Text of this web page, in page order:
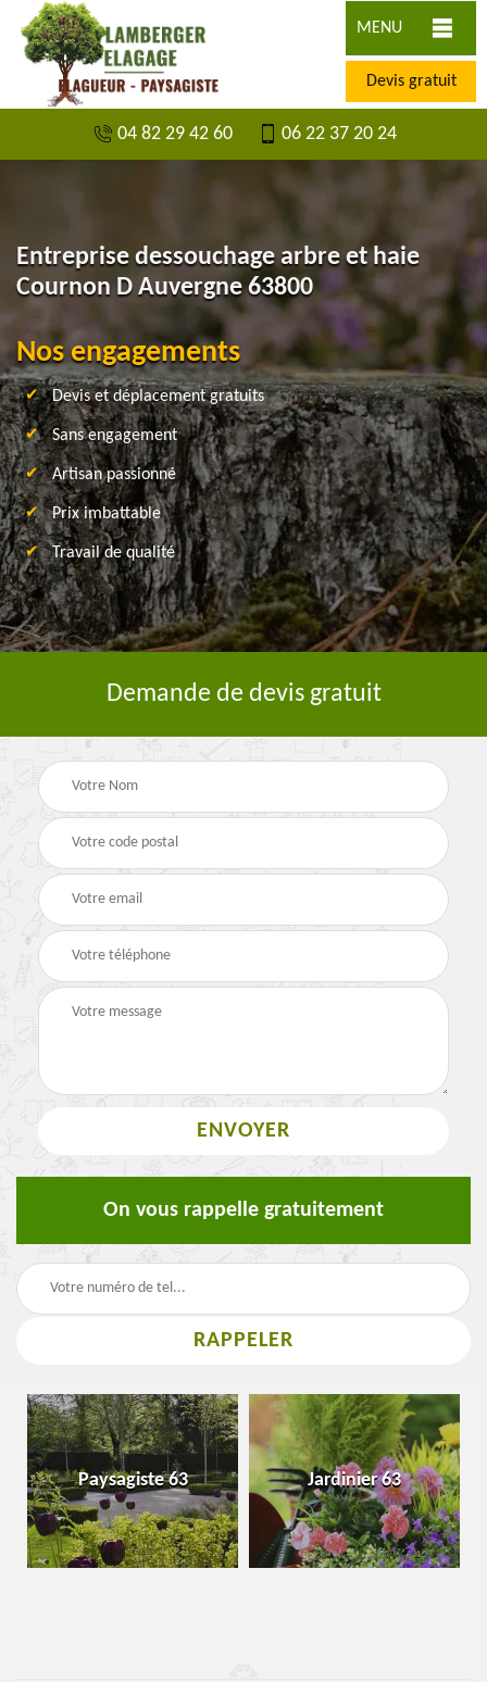
MENU
Devis gratuit
04 82 29 42 60 06 22 37 20 24
Entreprise dessouchage arbre et haie
Cournon D Auvergne 63800
Nos engagements
Devis et déplacement gratuits
Sans engagement
Artisan passionné
Prix imbattable
Travail de qualité
Demande de devis gratuit
On vous rappelle gratuitement
Paysagiste 63 Jardinier 63